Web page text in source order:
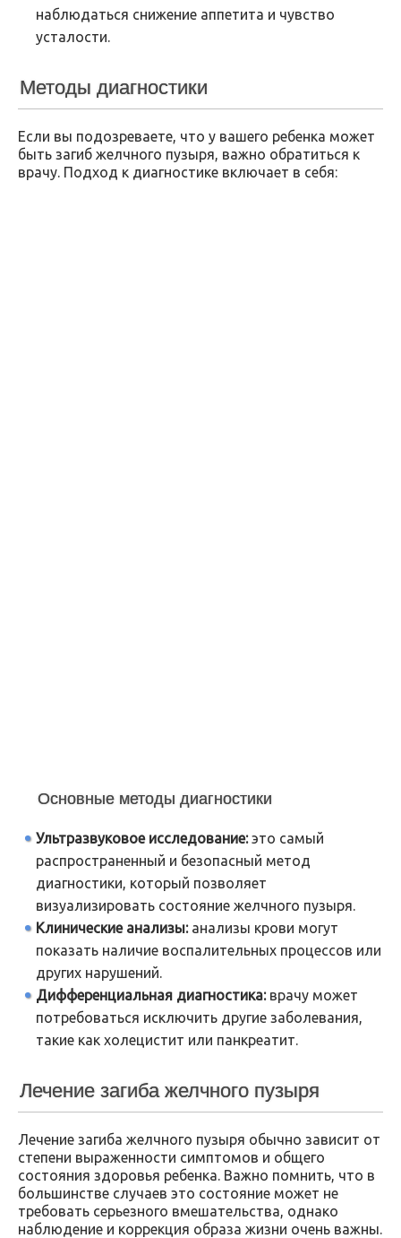
наблюдаться снижение аппетита и чувство
усталости.
Методы диагностики
Если вы подозреваете, что у вашего ребенка может
быть загиб желчного пузыря, важно обратиться к
врачу. Подход к диагностике включает в себя:
Основные методы диагностики
Ультразвуковое исследование:это самый
распространенный и безопасный метод
диагностики, который позволяет
визуализировать состояние желчного пузыря.
Клинические анализы:анализы крови могут
показать наличие воспалительных процессов или
других нарушений.
Дифференциальная диагностика:врачу может
потребоваться исключить другие заболевания,
такие как холецистит или панкреатит.
Лечение загиба желчного пузыря
Лечение загиба желчного пузыря обычно зависит от
степени выраженности симптомов и общего
состояния здоровья ребенка. Важно помнить, что в
большинстве случаев это состояние может не
требовать серьезного вмешательства, однако
наблюдение и коррекция образа жизни очень важны.